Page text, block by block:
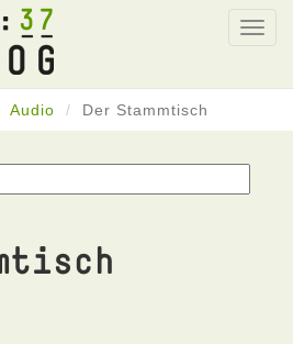
37
Audio Der Stammtisch